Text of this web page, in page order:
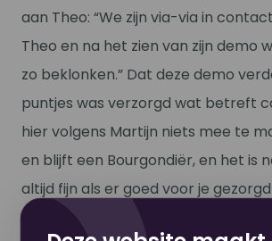
aan Theo: “We zijn via-via in
Theo en na het zien van zijn demo
zo beklonken.” Dat deze demo
puntjes was verzorgd wat betreft
hier volgens Martijn niets mee te
en blijft een Bourgondiër, en het is
altijd fijn als er goed voor je